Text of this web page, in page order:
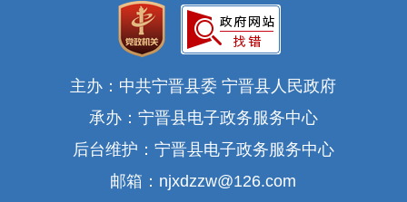
主办：中共宁晋县委 宁晋县人民政府
承办：宁晋县电子政务服务中心
后台维护：宁晋县电子政务服务中心
邮箱：njxdzzw@126.com